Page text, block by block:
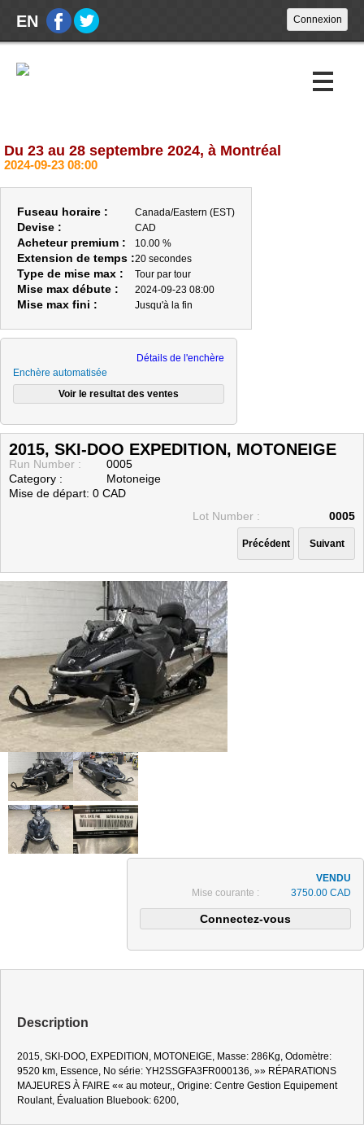
EN
Encans à venir
Encans passés
Calendrier
À propos
À PROPOS
CONSIGNATAIRES (VENDEURS)
MODES DE PAIEMENT
Nous joindre
Du 23 au 28 septembre 2024, à Montréal
2024-09-23 08:00
Fuseau horaire : Canada/Eastern (EST)
Devise : CAD
Acheteur premium : 10.00 %
Extension de temps :20 secondes
Type de mise max : Tour par tour
Mise max débute : 2024-09-23 08:00
Mise max fini : Jusqu'à la fin
Détails de l'enchère
Enchère automatisée
2015, SKI-DOO EXPEDITION, MOTONEIGE
Run Number :
0005
Category :
Motoneige
Mise de départ: 0 CAD
Lot Number :
0005
Mise courante : 3750.00 CAD
Description
2015, SKI-DOO, EXPEDITION, MOTONEIGE, Masse: 286Kg, Odomètre:
9520 km, Essence, No série: YH2SSGFA3FR000136, »» RÉPARATIONS
MAJEURES À FAIRE «« au moteur,, Origine: Centre Gestion Equipement
Roulant, Évaluation Bluebook: 6200,